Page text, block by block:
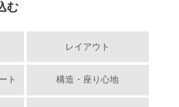
む
レイアウト
ト 構造・座り心地